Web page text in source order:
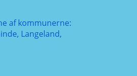
af kommunerne:
Langeland,